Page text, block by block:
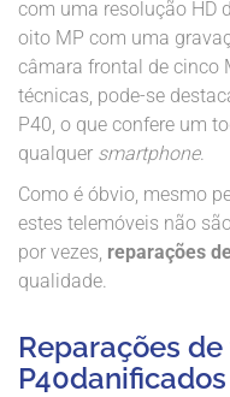
com uma resolução HD
oito MP com uma
câmara frontal de cinco
técnicas, pode-se
P40, o que confere um
qualquer smartphone.
Como é óbvio, mesmo
estes telemóveis não
por vezes, reparações
qualidade.
Reparações